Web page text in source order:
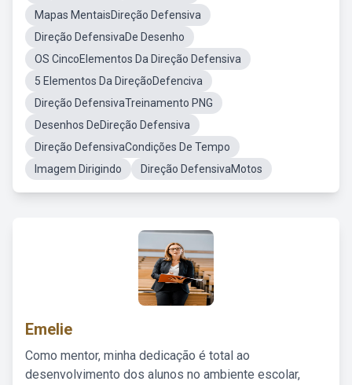
Mapas MentaisDireção Defensiva
Direção DefensivaDe Desenho
OS CincoElementos Da Direção Defensiva
5 Elementos Da DireçãoDefenciva
Direção DefensivaTreinamento PNG
Desenhos DeDireção Defensiva
Direção DefensivaCondições De Tempo
Imagem Dirigindo
Direção DefensivaMotos
Emelie
Como mentor, minha dedicação é total ao
desenvolvimento dos alunos no ambiente escolar,